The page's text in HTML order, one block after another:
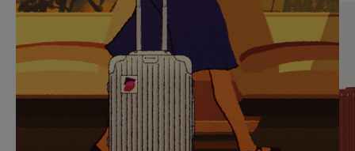
SUR
POUR
METTRE
VEUILLEZ
CLIQUER
POUR
RÉACTIVER
LE